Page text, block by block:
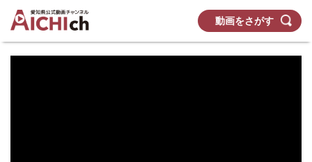
動画をさがす